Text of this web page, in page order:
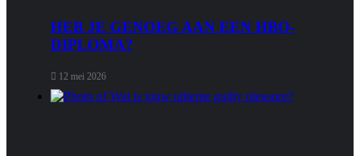
HEB JE GENOEG AAN EEN HBO-
DIPLOMA?
12 mei 2026